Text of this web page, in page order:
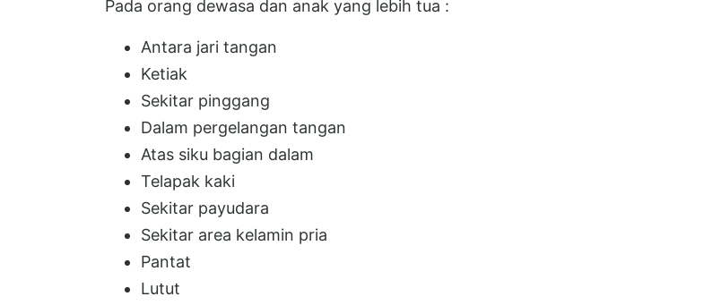
Pada orang dewasa dan anak yang lebih tua :
Antara jari tangan
Ketiak
Sekitar pinggang
Dalam pergelangan tangan
Atas siku bagian dalam
Telapak kaki
Sekitar payudara
Sekitar area kelamin pria
Pantat
Lutut